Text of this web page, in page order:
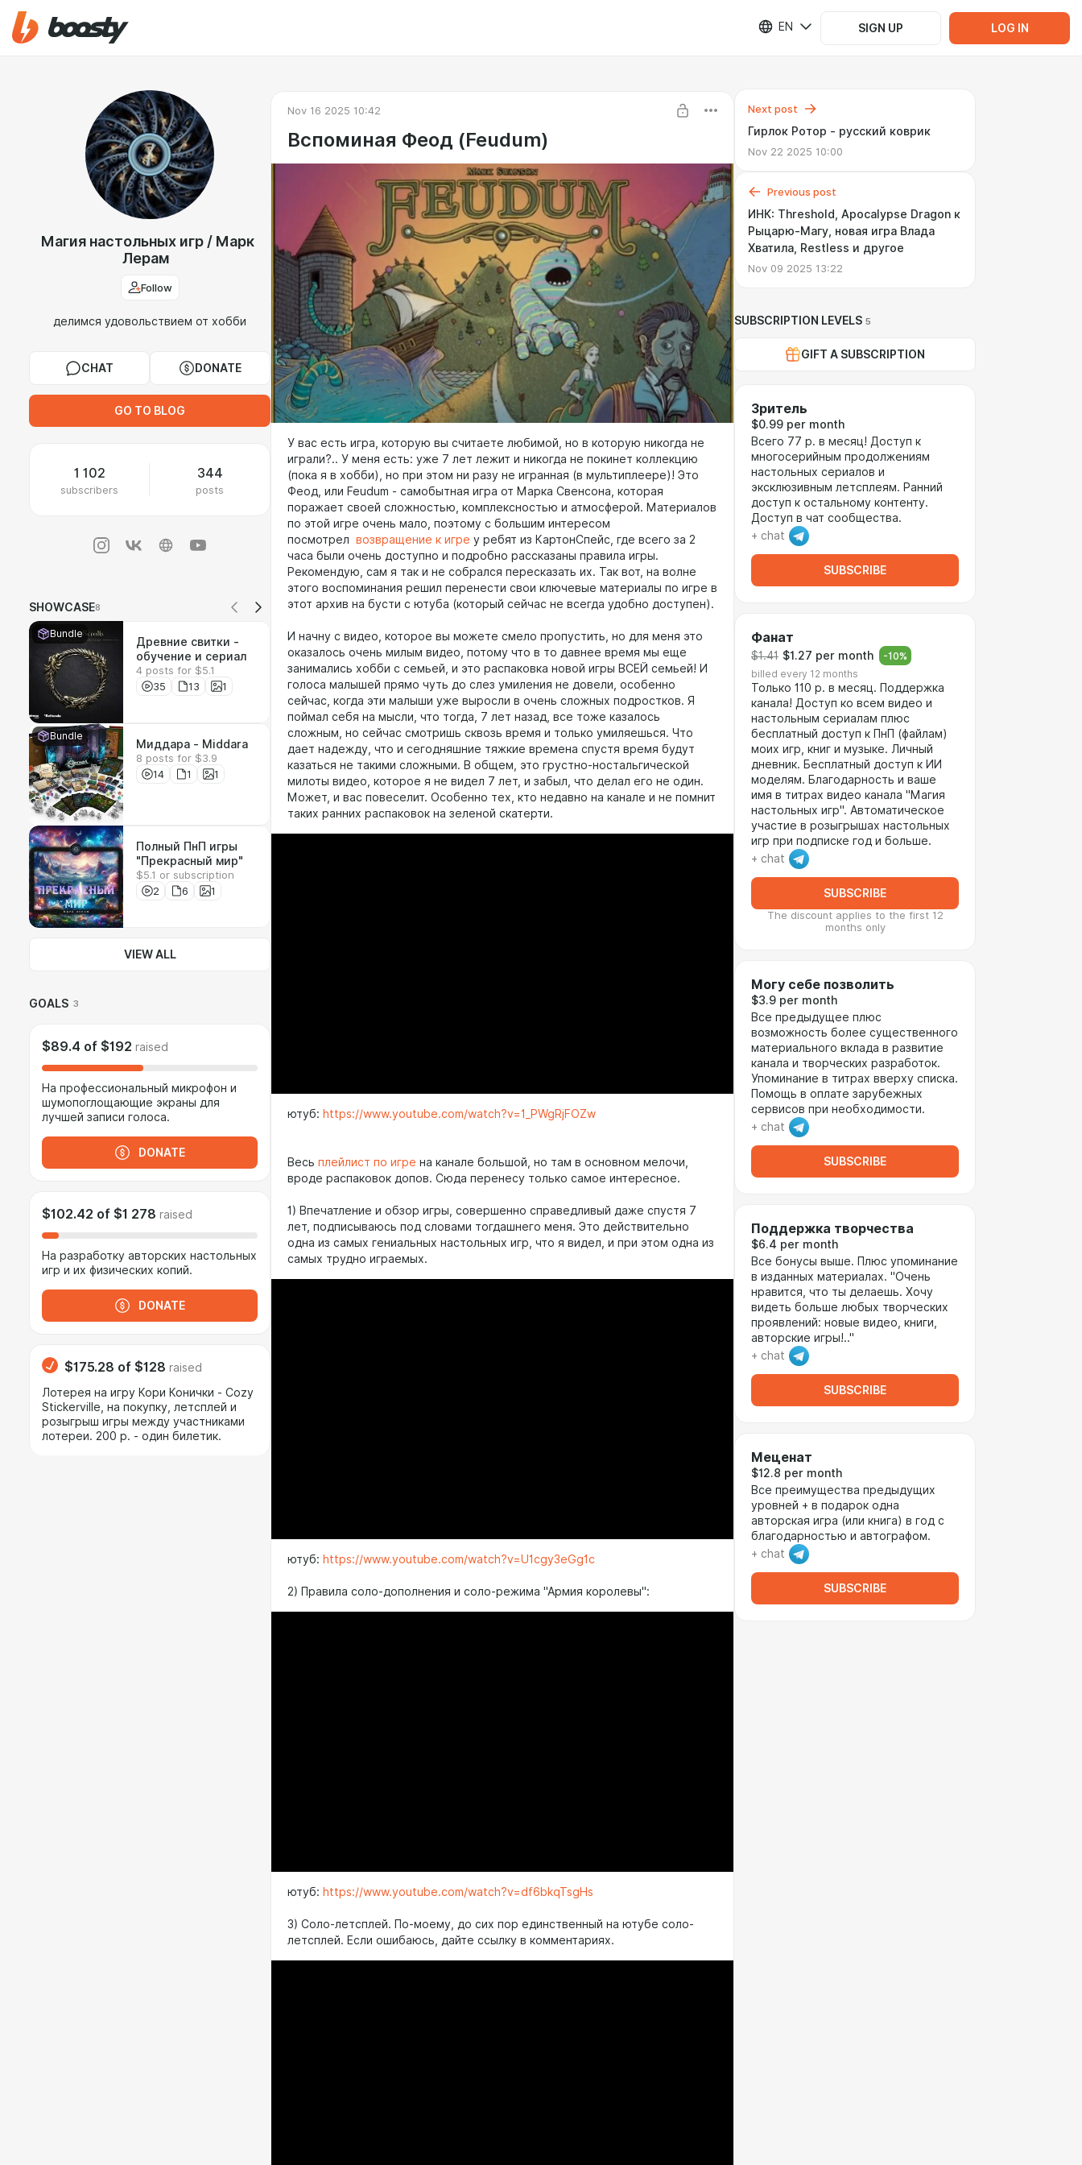
EN SIGN UP LOG IN
Магия настольных игр / Марк
Лерам
Follow
делимся удовольствием от хобби
CHAT DONATE
GO TO BLOG
1 102
subscribers
344
posts
SHOWCASE8
Bundle
Древние свитки -
обучение и сериал
4 posts for $5.1
35
13 1
Bundle
Миддара - Middara
8 posts for $3.9
14
1 1
Полный ПнП игры
"Прекрасный мир"
$5.1 or subscription
2
6 1
VIEW ALL
GOALS 3
$89.4 of $192 raised
На профессиональный микрофон и
шумопоглощающие экраны для
лучшей записи голоса.
DONATE
$102.42 of $1 278 raised
На разработку авторских настольных
игр и их физических копий.
DONATE
$175.28 of $128 raised
Лотерея на игру Кори Конички - Cozy
Stickerville, на покупку, летсплей и
розыгрыш игры между участниками
лотереи. 200 р. - один билетик.
Nov 16 2025 10:42
Вспоминая Феод (Feudum)
У вас есть игра, которую вы считаете любимой, но в которую никогда не
играли?.. У меня есть: уже 7 лет лежит и никогда не покинет коллекцию
(пока я в хобби), но при этом ни разу не игранная (в мультиплеере)! Это
Феод, или Feudum - самобытная игра от Марка Свенсона, которая
поражает своей сложностью, комплексностью и атмосферой. Материалов
по этой игре очень мало, поэтому с большим интересом
посмотрел возвращение к игре у ребят из КартонСпейс, где всего за 2
часа были очень доступно и подробно рассказаны правила игры.
Рекомендую, сам я так и не собрался пересказать их. Так вот, на волне
этого воспоминания решил перенести свои ключевые материалы по игре в
этот архив на бусти с ютуба (который сейчас не всегда удобно доступен).
И начну с видео, которое вы можете смело пропустить, но для меня это
оказалось очень милым видео, потому что в то давнее время мы еще
занимались хобби с семьей, и это распаковка новой игры ВСЕЙ семьей! И
голоса малышей прямо чуть до слез умиления не довели, особенно
сейчас, когда эти малыши уже выросли в очень сложных подростков. Я
поймал себя на мысли, что тогда, 7 лет назад, все тоже казалось
сложным, но сейчас смотришь сквозь время и только умиляешься. Что
дает надежду, что и сегодняшние тяжкие времена спустя время будут
казаться не такими сложными. В общем, это грустно-ностальгической
милоты видео, которое я не видел 7 лет, и забыл, что делал его не один.
Может, и вас повеселит. Особенно тех, кто недавно на канале и не помнит
таких ранних распаковок на зеленой скатерти.
ютуб: https://www.youtube.com/watch?v=1_PWgRjFOZw
Весь плейлист по игре на канале большой, но там в основном мелочи,
вроде распаковок допов. Сюда перенесу только самое интересное.
1) Впечатление и обзор игры, совершенно справедливый даже спустя 7
лет, подписываюсь под словами тогдашнего меня. Это действительно
одна из самых гениальных настольных игр, что я видел, и при этом одна из
самых трудно играемых.
ютуб: https://www.youtube.com/watch?v=U1cgy3eGg1c
2) Правила соло-дополнения и соло-режима "Армия королевы":
ютуб: https://www.youtube.com/watch?v=df6bkqTsgHs
3) Соло-летсплей. По-моему, до сих пор единственный на ютубе соло-
летсплей. Если ошибаюсь, дайте ссылку в комментариях.
Next post
Гирлок Ротор - русский коврик
Nov 22 2025 10:00
Previous post
ИНК: Threshold, Apocalypse Dragon к
Рыцарю-Магу, новая игра Влада
Хватила, Restless и другое
Nov 09 2025 13:22
SUBSCRIPTION LEVELS 5
GIFT A SUBSCRIPTION
Зритель
$0.99 per month
Всего 77 р. в месяц! Доступ к
многосерийным продолжениям
настольных сериалов и
эксклюзивным летсплеям. Ранний
доступ к остальному контенту.
Доступ в чат сообщества.
+ chat
SUBSCRIBE
Фанат
$1.41 $1.27 per month -10%
billed every 12 months
Только 110 р. в месяц. Поддержка
канала! Доступ ко всем видео и
настольным сериалам плюс
бесплатный доступ к ПнП (файлам)
моих игр, книг и музыке. Личный
дневник. Бесплатный доступ к ИИ
моделям. Благодарность и ваше
имя в титрах видео канала "Магия
настольных игр". Автоматическое
участие в розыгрышах настольных
игр при подписке год и больше.
+ chat
SUBSCRIBE
The discount applies to the first 12
months only
Могу себе позволить
$3.9 per month
Все предыдущее плюс
возможность более существенного
материального вклада в развитие
канала и творческих разработок.
Упоминание в титрах вверху списка.
Помощь в оплате зарубежных
сервисов при необходимости.
+ chat
SUBSCRIBE
Поддержка творчества
$6.4 per month
Все бонусы выше. Плюс упоминание
в изданных материалах. "Очень
нравится, что ты делаешь. Хочу
видеть больше любых творческих
проявлений: новые видео, книги,
авторские игры!.."
+ chat
SUBSCRIBE
Меценат
$12.8 per month
Все преимущества предыдущих
уровней + в подарок одна
авторская игра (или книга) в год с
благодарностью и автографом.
+ chat
SUBSCRIBE